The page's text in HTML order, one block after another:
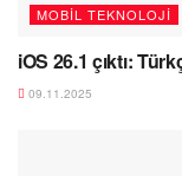
MOBIL TEKNOLOJI
iOS 26.1 çıktı:
09.11.2025